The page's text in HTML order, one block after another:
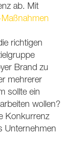
ab. Mit
richtigen
Brand zu
mehrerer
sollte ein
wollen?
Konkurrenz
Unternehmen